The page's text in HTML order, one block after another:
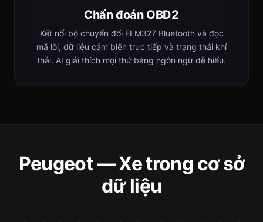
Chẩn đoán OBD2
Kết nối bộ chuyển đổi ELM327 Bluetooth và đọc
mã lỗi, dữ liệu cảm biến trực tiếp và trạng thái khí
thải. AI giải thích mọi thứ bằng ngôn ngữ dễ hiểu.
Peugeot — Xe trong cơ sở
dữ liệu